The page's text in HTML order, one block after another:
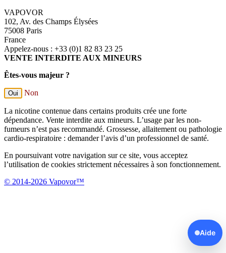
VAPOVOR
102, Av. des Champs Élysées
75008 Paris
France
Appelez-nous : +33 (0)1 82 83 23 25
VENTE INTERDITE AUX MINEURS
Êtes-vous majeur ?
Oui Non
La nicotine contenue dans certains produits crée une forte
dépendance. Vente interdite aux mineurs. L’usage par les non-
fumeurs n’est pas recommandé. Grossesse, allaitement ou pathologie
cardio-respiratoire : demander l’avis d’un professionnel de santé.
En poursuivant votre navigation sur ce site, vous acceptez
l’utilisation de cookies strictement nécessaires à son fonctionnement.
© 2014-2026 Vapovor™
Aide